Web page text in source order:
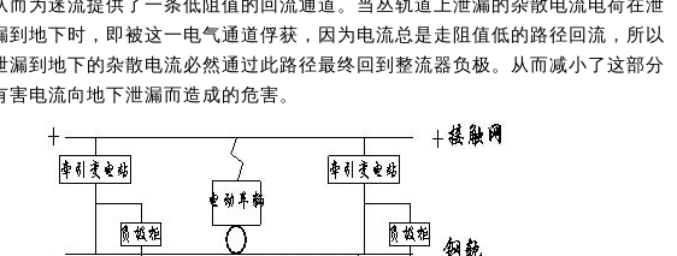
而为迷流提供了一条低阻值的回流通道。当丛轨道上泄漏的杂散电流电荷在泄
到地下时，即被这一电气通道俘获，因为电流总是走阻值低的路径回流，所以
漏到地下的杂散电流必然通过此路径最终回到整流器负极。从而减小了这部分
害电流向地下泄漏而造成的危害。